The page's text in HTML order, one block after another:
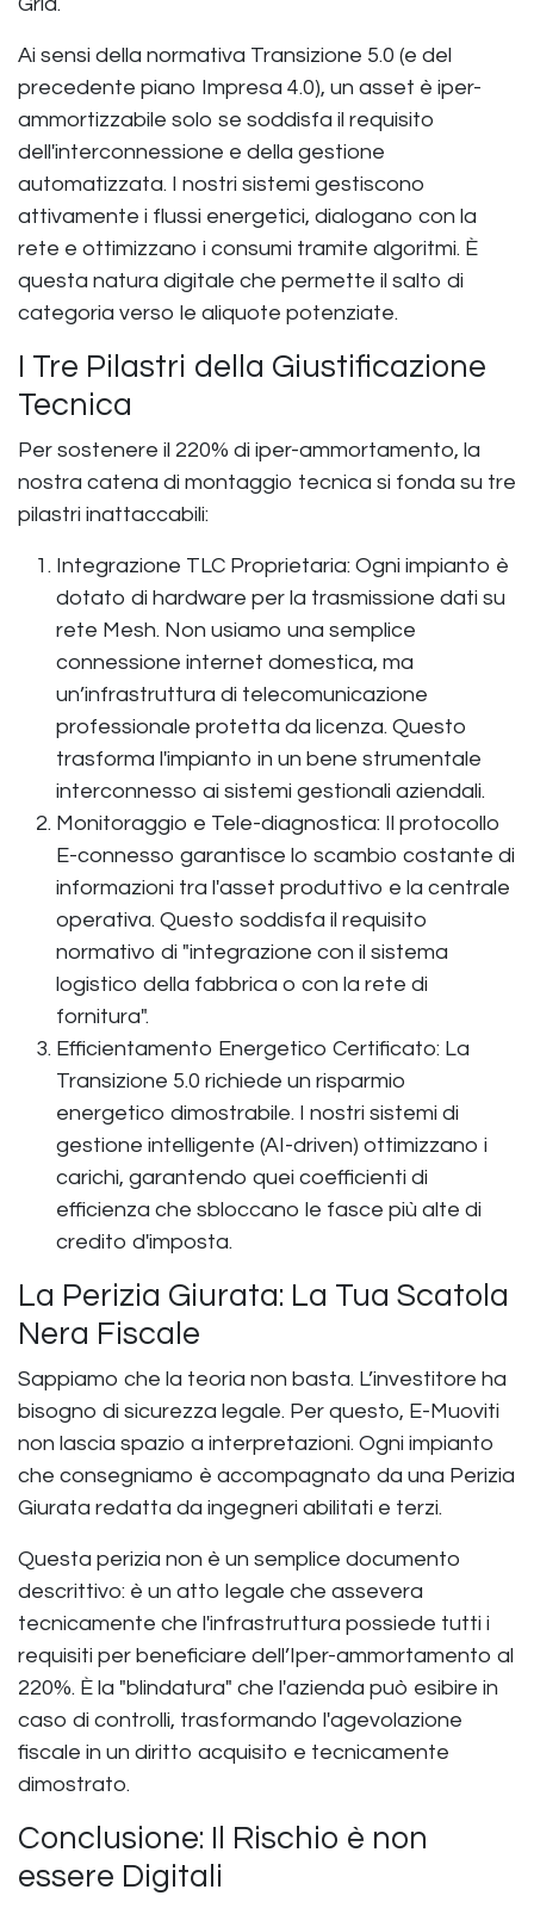
Ai sensi della normativa Transizione 5.0 (e del
precedente piano Impresa 4.0), un asset è iper-
ammortizzabile solo se soddisfa il requisito
dell'interconnessione e della gestione
automatizzata. I nostri sistemi gestiscono
attivamente i flussi energetici, dialogano con la
rete e ottimizzano i consumi tramite algoritmi. È
questa natura digitale che permette il salto di
categoria verso le aliquote potenziate.
I Tre Pilastri della Giustificazione
Tecnica
Per sostenere il 220% di iper-ammortamento, la
nostra catena di montaggio tecnica si fonda su tre
pilastri inattaccabili:
Integrazione TLC Proprietaria: Ogni impianto è
dotato di hardware per la trasmissione dati su
rete Mesh. Non usiamo una semplice
connessione internet domestica, ma
un’infrastruttura di telecomunicazione
professionale protetta da licenza. Questo
trasforma l'impianto in un bene strumentale
interconnesso ai sistemi gestionali aziendali.
Monitoraggio e Tele-diagnostica: Il protocollo
E-connesso garantisce lo scambio costante di
informazioni tra l'asset produttivo e la centrale
operativa. Questo soddisfa il requisito
normativo di "integrazione con il sistema
logistico della fabbrica o con la rete di
fornitura".
Efficientamento Energetico Certificato: La
Transizione 5.0 richiede un risparmio
energetico dimostrabile. I nostri sistemi di
gestione intelligente (AI-driven) ottimizzano i
carichi, garantendo quei coefficienti di
efficienza che sbloccano le fasce più alte di
credito d'imposta.
La Perizia Giurata: La Tua Scatola
Nera Fiscale
Sappiamo che la teoria non basta. L’investitore ha
bisogno di sicurezza legale. Per questo, E-Muoviti
non lascia spazio a interpretazioni. Ogni impianto
che consegniamo è accompagnato da una Perizia
Giurata redatta da ingegneri abilitati e terzi.
Questa perizia non è un semplice documento
descrittivo: è un atto legale che assevera
tecnicamente che l'infrastruttura possiede tutti i
requisiti per beneficiare dell’Iper-ammortamento al
220%. È la "blindatura" che l'azienda può esibire in
caso di controlli, trasformando l'agevolazione
fiscale in un diritto acquisito e tecnicamente
dimostrato.
Conclusione: Il Rischio è non
essere Digitali